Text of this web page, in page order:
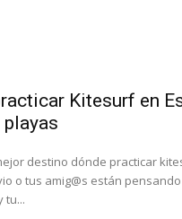
Kitesurf en
destino dónde practicar
o tus amig@s están
tu...